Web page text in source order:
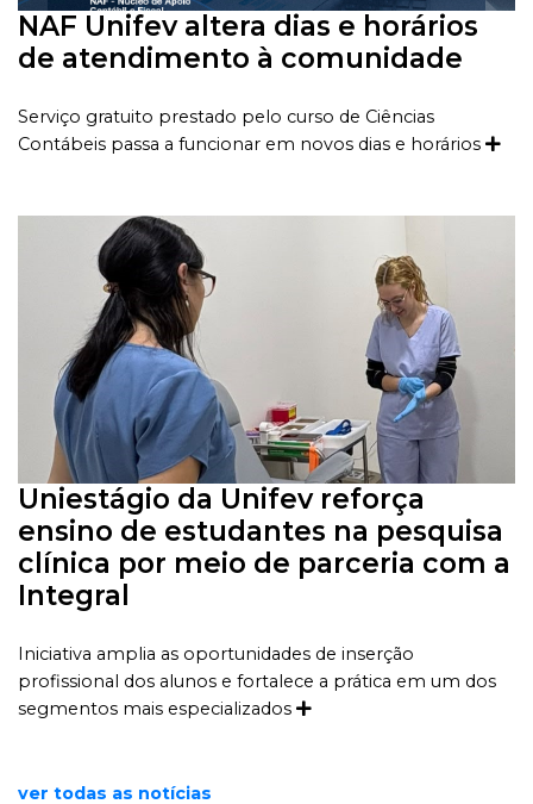
NAF Unifev altera dias e horários
de atendimento à comunidade
Serviço gratuito prestado pelo curso de Ciências
Contábeis passa a funcionar em novos dias e horários
Uniestágio da Unifev reforça
ensino de estudantes na pesquisa
clínica por meio de parceria com a
Integral
Iniciativa amplia as oportunidades de inserção
profissional dos alunos e fortalece a prática em um dos
segmentos mais especializados
ver todas as notícias